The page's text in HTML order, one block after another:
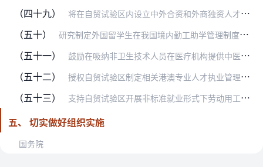
（四十九） 将在自贸试验区内设立中外合资和外商独资人才中介机构审批权限下放至自贸试验区，由自贸试验区相关职能部门审批并报省（市）人力资源社会保障部门备案。（负责部门：人力资…
（五十） 研究制定外国留学生在我国境内勤工助学管理制度，由自贸试验区制定有关实施细则，实现规范管理。（负责部门：教育部）
（五十一） 鼓励在吸纳非卫生技术人员在医疗机构提供中医治未病服务、医疗机构中医治未病专职医师职称晋升、中医治未病服务项目收费等方面先行试点。（负责部门：中医药局）
（五十二） 授权自贸试验区制定相关港澳专业人才执业管理办法（国家法律法规暂不允许的除外），允许具有港澳执业资格的金融、建筑、规划、专利代理等领域专业人才，经相关部门或机构备…
（五十三） 支持自贸试验区开展非标准就业形式下劳动用工管理和服务试点。（负责部门：人力资源社会保障部，适用范围：上海自贸试验区）
五、 切实做好组织实施
国务院